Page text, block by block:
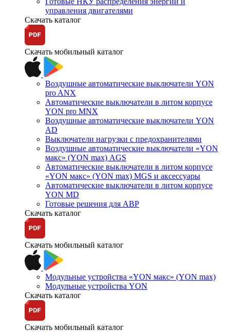
управления двигателями
Скачать каталог
Скачать мобильный каталог
Воздушные автоматические выключатели YON
pro ANX
Автоматические выключатели в литом корпусе
YON pro MNX
Воздушные автоматические выключатели YON
AD
Выключатели нагрузки с предохранителями
Воздушные автоматические выключатели «YON
макс» (YON max) AGS
Автоматические выключатели в литом корпусе
«YON макс» (YON max) MGS и аксессуары
Автоматические выключатели в литом корпусе
YON MD
Готовые решения для АВР
Скачать каталог
Скачать мобильный каталог
Модульные устройства «YON макс» (YON max)
Модульные устройства YON
Скачать каталог
Скачать мобильный каталог